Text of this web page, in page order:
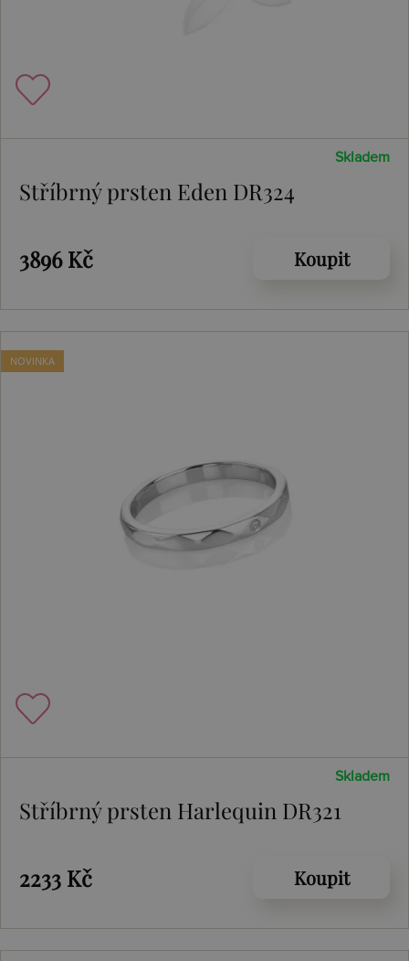
Skladem
Stříbrný prsten Eden DR324
3896 Kč Koupit
NOVINKA
Skladem
Stříbrný prsten Harlequin DR321
2233 Kč Koupit